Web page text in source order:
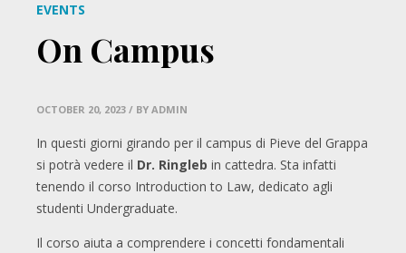
EVENTS
On Campus
OCTOBER 20, 2023 / BY ADMIN
In questi giorni girando per il campus di Pieve del Grappa
si potrà vedere il Dr. Ringleb in cattedra. Sta infatti
tenendo il corso Introduction to Law, dedicato agli
studenti Undergraduate.
Il corso aiuta a comprendere i concetti fondamentali